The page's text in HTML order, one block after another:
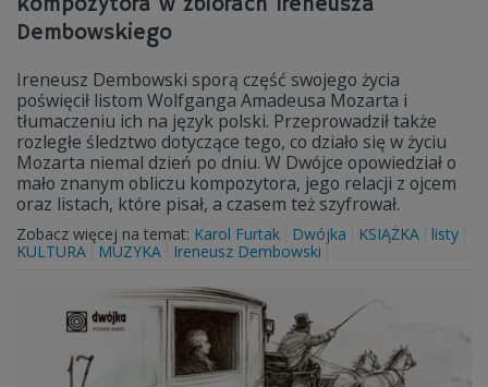
Dembowskiego
Ireneusz Dembowski sporą część swojego życia
poświęcił listom Wolfganga Amadeusa Mozarta i
tłumaczeniu ich na język polski. Przeprowadził także
rozległe śledztwo dotyczące tego, co działo się w życiu
Mozarta niemal dzień po dniu. W Dwójce opowiedział o
mało znanym obliczu kompozytora, jego relacji z ojcem
oraz listach, które pisał, a czasem też szyfrował.
Zobacz więcej na temat: Karol Furtak Dwójka KSIĄŻKA
listy
KULTURA
MUZYKA Ireneusz Dembowski